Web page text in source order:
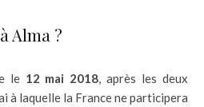
Alma ?
le 12 mai 2018, après les deux
à laquelle la France ne participera